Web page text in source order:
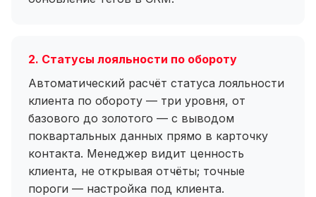
2. Статусы лояльности по обороту
Автоматический расчёт статуса лояльности
клиента по обороту — три уровня, от
базового до золотого — с выводом
поквартальных данных прямо в карточку
контакта. Менеджер видит ценность
клиента, не открывая отчёты; точные
пороги — настройка под клиента.